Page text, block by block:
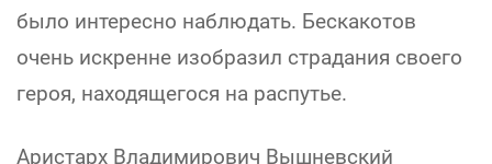
было интересно наблюдать. Бескакотов
очень искренне изобразил страдания своего
героя, находящегося на распутье.
Аристарх Владимирович Вышневский